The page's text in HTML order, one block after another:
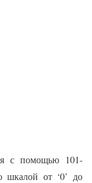
с помощью 101-
шкалой от ‘0’ до